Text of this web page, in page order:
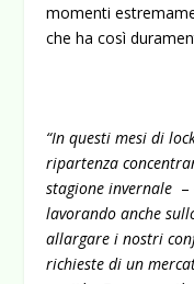
momenti
che ha così
“In questi mesi di
ripartenza
stagione invernale
lavorando anche
allargare i nostri
richieste di un